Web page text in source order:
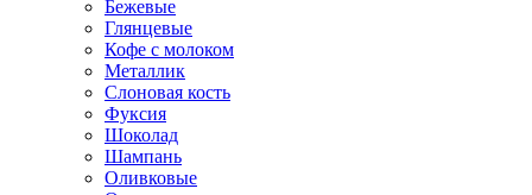
Бежевые
Глянцевые
Кофе с молоком
Металлик
Слоновая кость
Фуксия
Шоколад
Шампань
Оливковые